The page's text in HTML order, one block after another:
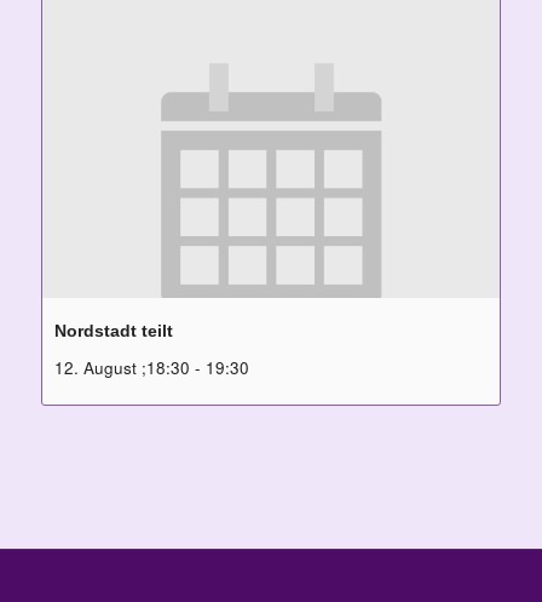
Nordstadt teilt
12. August ;18:30 - 19:30